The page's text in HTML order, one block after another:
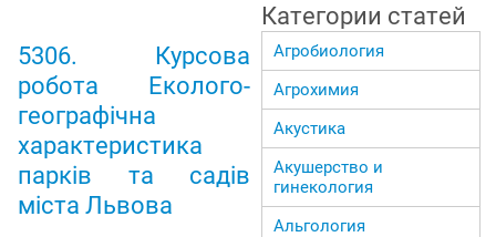
5306. Курсова
робота Еколого-
географічна
характеристика
парків та садів
міста Львова
Категории статей
Агробиология
Агрохимия
Акустика
Акушерство и
гинекология
Альгология